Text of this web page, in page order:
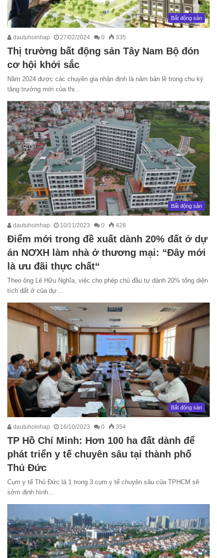
Bất động sản
dautuhoinhap 27/02/2024 0 335
Thị trường bất động sản Tây Nam Bộ đón
cơ hội khởi sắc
Năm 2024 được các chuyên gia nhận định là năm bản lề trong chu kỳ
tăng trưởng mới của thị…
Bất động sản
dautuhoinhap 10/11/2023 0 428
Điểm mới trong đề xuất dành 20% đất ở dự
án NƠXH làm nhà ở thương mại: “Đây mới
là ưu đãi thực chất“
Theo ông Lê Hữu Nghĩa, việc cho phép chủ đầu tư dành 20% tổng diện
tích đất ở của dự…
Bất động sản
dautuhoinhap 16/10/2023 0 354
TP Hồ Chí Minh: Hơn 100 ha đất dành để
phát triển y tế chuyên sâu tại thành phố
Thủ Đức
Cụm y tế Thủ Đức là 1 trong 3 cụm y tế chuyên sâu của TPHCM sẽ
sớm định hình…